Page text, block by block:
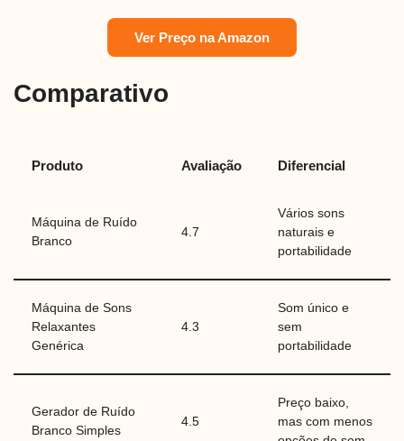
Ver Preço na Amazon
Comparativo
Produto Avaliação Diferencial
Máquina de Ruído
Branco
4.7
Vários sons
naturais e
portabilidade
Máquina de Sons
Relaxantes
Genérica
4.3
Som único e
sem
portabilidade
Gerador de Ruído
Branco Simples
4.5
Preço baixo,
mas com menos